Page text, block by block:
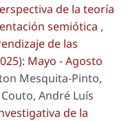
de la teoría
semiótica ,
de las
Mayo - Agosto
Mesquita-Pinto,
André Luís
de la